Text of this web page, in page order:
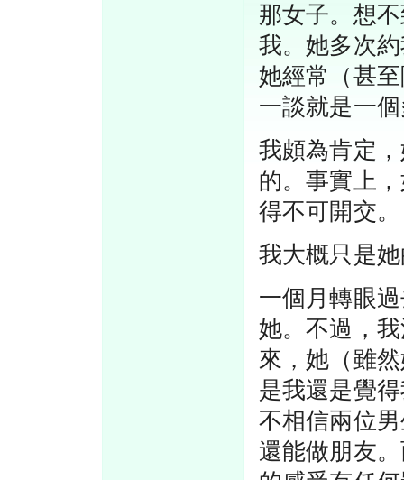
那女子。想
我。她多次
她經常（甚
一談就是一
我頗為肯定
的。事實上
得不可開交。
我大概只是
一個月轉眼
她。不過，
來，她（雖
是我還是覺
不相信兩位
還能做朋友